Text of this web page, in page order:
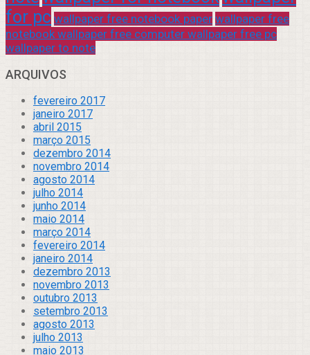
for pc wallpaper free notebook paper wallpaper free
notebook wallpaper free computer wallpaper free pc
wallpaper to note
ARQUIVOS
fevereiro 2017
janeiro 2017
abril 2015
março 2015
dezembro 2014
novembro 2014
agosto 2014
julho 2014
junho 2014
maio 2014
março 2014
fevereiro 2014
janeiro 2014
dezembro 2013
novembro 2013
outubro 2013
setembro 2013
agosto 2013
julho 2013
maio 2013